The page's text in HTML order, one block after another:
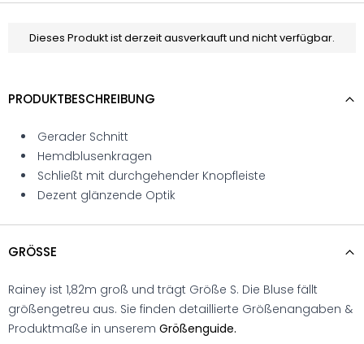
Dieses Produkt ist derzeit ausverkauft und nicht verfügbar.
PRODUKTBESCHREIBUNG
Gerader Schnitt
Hemdblusenkragen
Schließt mit durchgehender Knopfleiste
Dezent glänzende Optik
GRÖSSE
Rainey ist 1,82m groß und trägt Größe S. Die Bluse fällt
größengetreu aus. Sie finden detaillierte Größenangaben &
Produktmaße in unserem Größenguide.